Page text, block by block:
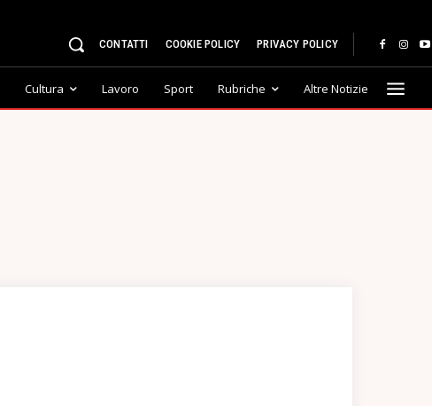
CONTATTI COOKIE POLICY PRIVACY POLICY
Cultura Lavoro Sport Rubriche Altre Notizie